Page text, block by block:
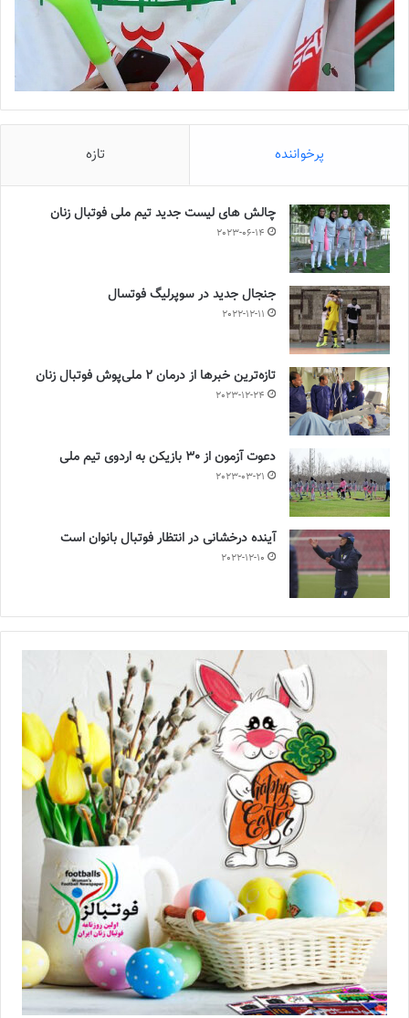
پرخواننده تازه
چالش هاى ليست جدید تيم ملى فوتبال زنان
2023-06-14
جنجال جدید در سوپرلیگ فوتسال
2022-12-11
تازه‌ترین خبرها از درمان ۲ ملی‌پوش فوتبال زنان
2023-12-24
دعوت آزمون از 30 بازیکن به اردوی تیم ملی
2023-03-21
آینده درخشانی در انتظار فوتبال بانوان است
2022-12-10